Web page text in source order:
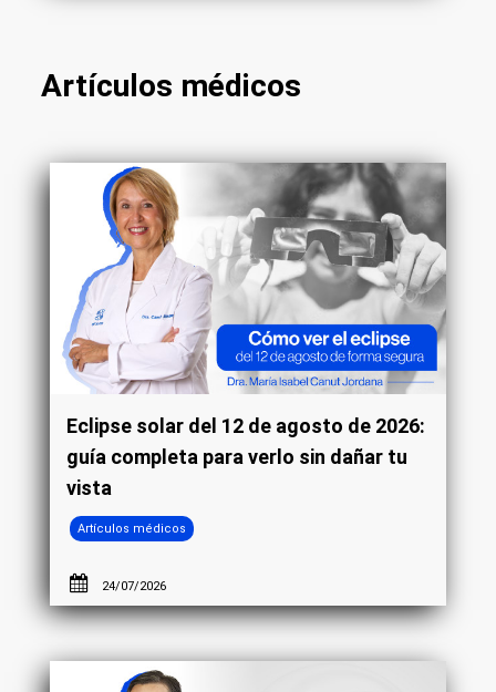
Artículos médicos
Eclipse solar del 12 de agosto de 2026:
guía completa para verlo sin dañar tu
vista
Artículos médicos
24/07/2026